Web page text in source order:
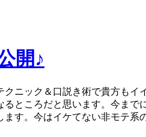
開♪
ニック＆口説き術で貴方もイ
ところだと思います。今まで
す。今はイケてない非モテ系